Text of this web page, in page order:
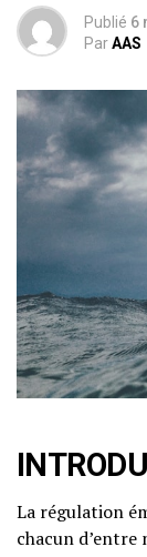
Publié 6
ParAAS
La régulation
chacun d’entre